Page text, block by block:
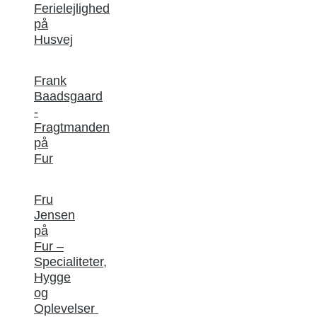
Ferielejlighed
på
Husvej
Frank
Baadsgaard
-
Fragtmanden
på
Fur
Fru
Jensen
på
Fur –
Specialiteter,
Hygge
og
Oplevelser